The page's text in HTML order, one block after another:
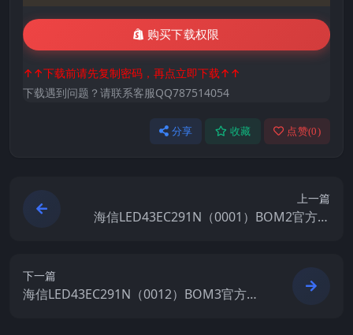
购买下载权限
↑↑下载前请先复制密码，再点立即下载↑↑
下载遇到问题？请联系客服QQ787514054
分享 收藏 点赞(0)
上一篇
海信LED43EC291N（0001）BOM2官方原
下一篇
海信LED43EC291N（0012）BOM3官方原